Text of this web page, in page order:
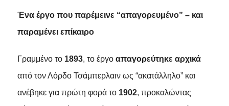
Ένα έργο που παρέμεινε “απαγορευμένο” – και
παραμένει επίκαιρο
Γραμμένο το 1893, το έργο απαγορεύτηκε αρχικά
από τον Λόρδο Τσάμπερλαιν ως “ακατάλληλο” και
ανέβηκε για πρώτη φορά το 1902, προκαλώντας